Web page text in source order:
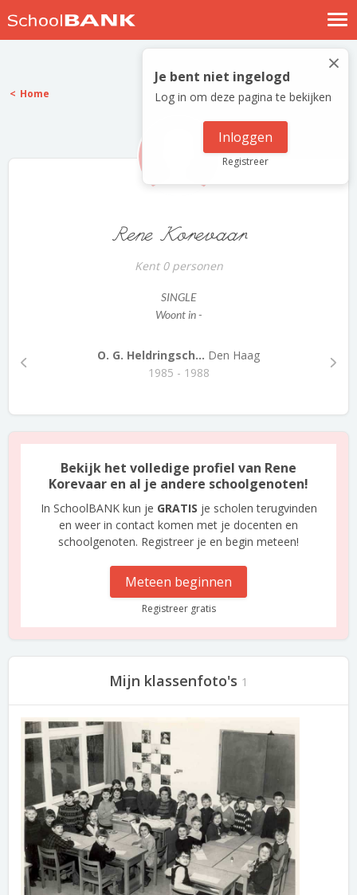
Nostalgische verhalen
Log in
Meld je gratis aan
×
Je bent niet ingelogd
Log in om deze pagina te bekijken
Inloggen
Registreer
Home
Rene Korevaar
Kent 0 personen
SINGLE
Woont in -
O. G. Heldringsch... Den Haag
1985 - 1988
Bekijk het volledige profiel van Rene
Korevaar en al je andere schoolgenoten!
In SchoolBANK kun je GRATIS je scholen terugvinden
en weer in contact komen met je docenten en
schoolgenoten. Registreer je en begin meteen!
Meteen beginnen
Registreer gratis
Mijn klassenfoto's 1